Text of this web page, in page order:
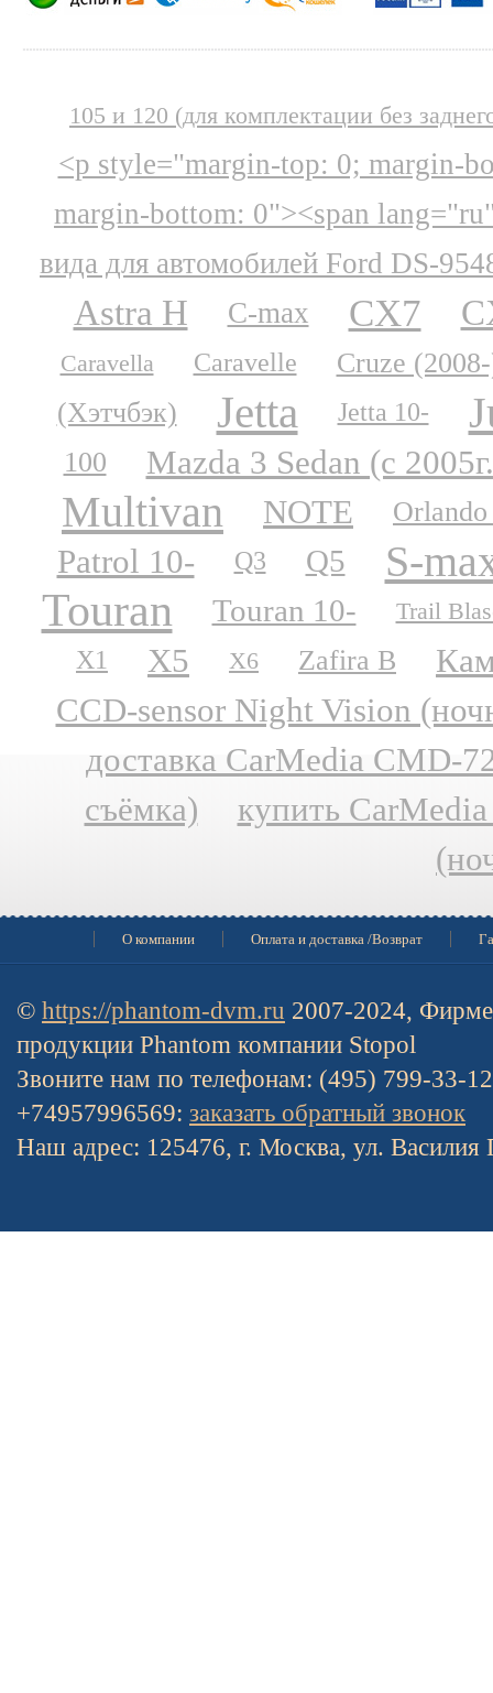
105 и 120 (для комплектации без
<p style="margin-top: 0; margin-
margin-bottom: 0"><span
вида для автомобилей Ford DS-
Astra H C-max CX7
Caravella Caravelle
Cruze
(Хэтчбэк)
Jetta Jetta 10-
100 Mazda 3 Sedan (с
Multivan NOTE
Patrol 10- Q3 Q5 S-
Touran Touran 10- Trail
X1 X5 X6 Zafira B
CCD-sensor Night Vision
доставка CarMedia CMD-
съёмка)
купить
О компании Оплата и доставка /Возврат
© https://phantom-dvm.ru 2007-2024,
продукции Phantom компании Stopol
Звоните нам по телефонам: (495) 799-33-
+74957996569: заказать обратный звонок
Наш адрес: 125476, г. Москва, ул. Василия